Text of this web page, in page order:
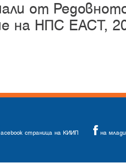
от
на НПС ЕАСТ,
acebook страница на КИИП на